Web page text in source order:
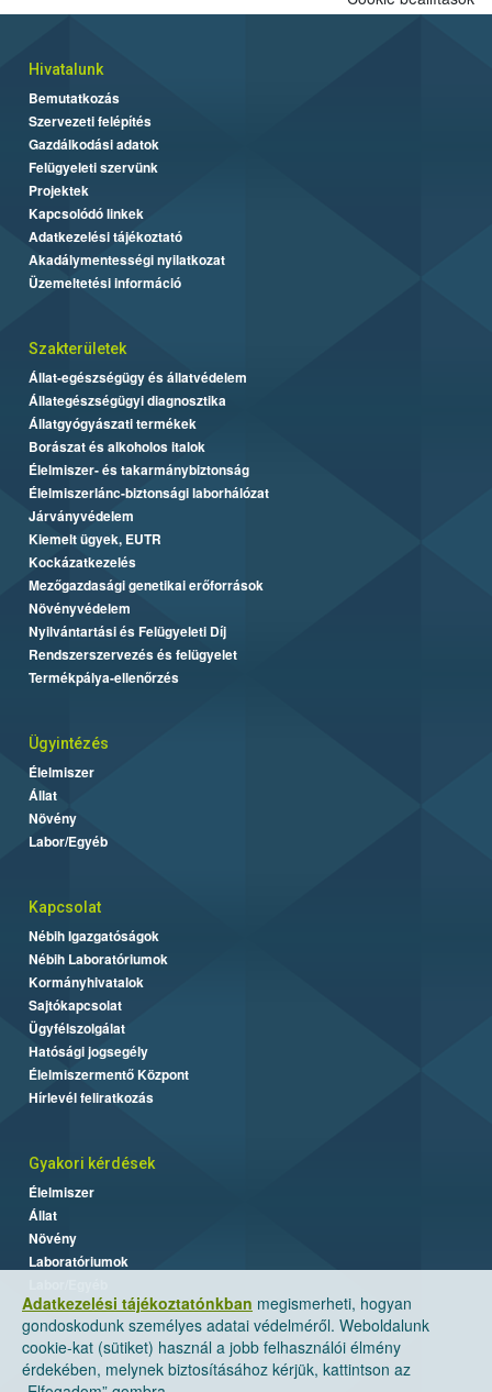
Adatkezelési tájékoztatónkban megismerheti, hogyan
gondoskodunk személyes adatai védelméről. Weboldalunk
cookie-kat (sütiket) használ a jobb felhasználói élmény
érdekében, melynek biztosításához kérjük, kattintson az
Hivatalunk
Bemutatkozás
Szervezeti felépítés
Gazdálkodási adatok
Felügyeleti szervünk
Projektek
Kapcsolódó linkek
Adatkezelési tájékoztató
Akadálymentességi nyilatkozat
Üzemeltetési információ
Szakterületek
Állat-egészségügy és állatvédelem
Állategészségügyi diagnosztika
Állatgyógyászati termékek
Borászat és alkoholos italok
Élelmiszer- és takarmánybiztonság
Élelmiszerlánc-biztonsági laborhálózat
Járványvédelem
Kiemelt ügyek, EUTR
Kockázatkezelés
Mezőgazdasági genetikai erőforrások
Növényvédelem
Nyilvántartási és Felügyeleti Díj
Rendszerszervezés és felügyelet
Termékpálya-ellenőrzés
Ügyintézés
Élelmiszer
Állat
Növény
Labor/Egyéb
Kapcsolat
Nébih Igazgatóságok
Nébih Laboratóriumok
Kormányhivatalok
Sajtókapcsolat
Ügyfélszolgálat
Hatósági jogsegély
Élelmiszermentő Központ
Hírlevél feliratkozás
Gyakori kérdések
Élelmiszer
Állat
Növény
Laboratóriumok